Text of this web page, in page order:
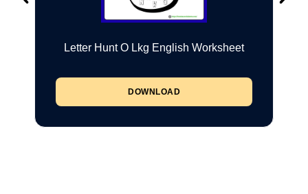
Letter Hunt O Lkg English Worksheet
DOWNLOAD